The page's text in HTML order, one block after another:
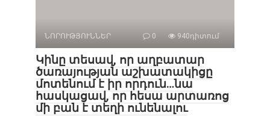
ՆՈՐՈՒԹՅՈՒՆՆԵՐ 0 940դիտում
Կինը տեսավ, որ աղբատար
ծառայության աշխատակիցը
մոտենում է իր որդուն…նա
հասկացավ, որ հեսա արտառոց
մի բան է տեղի ունենալու